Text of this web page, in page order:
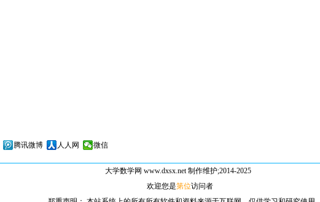
腾讯微博 人人网 微信
大学数学网 www.dxsx.net 制作维护;2014-2025
欢迎您是第位访问者